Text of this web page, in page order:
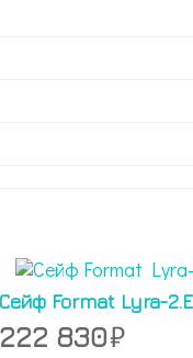
Сейф Format Lyra-
222 830